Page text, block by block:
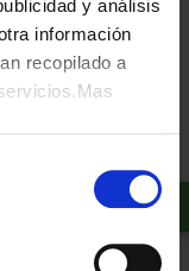
y análisis
información
recopilado a